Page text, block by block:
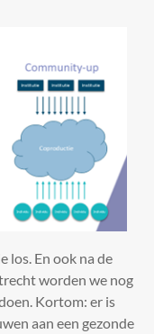
los. En ook na de
worden we nog
Kortom: er is
aan een gezonde